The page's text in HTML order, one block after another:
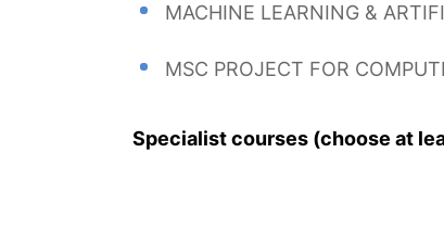
MACHINE LEARNING &
MSC PROJECT FOR
Specialist courses (choose at